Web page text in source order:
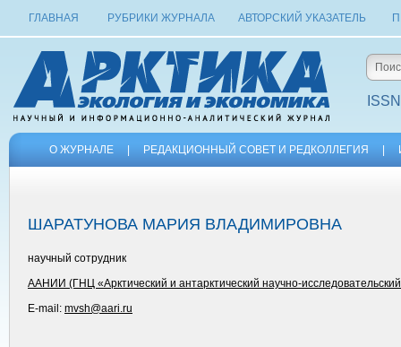
ГЛАВНАЯ РУБРИКИ ЖУРНАЛА АВТОРСКИЙ УКАЗАТЕЛЬ
О ЖУРНАЛЕ РЕДАКЦИОННЫЙ СОВЕТ И РЕДКОЛЛЕГИЯ
ШАРАТУНОВА МАРИЯ ВЛАДИМИРОВНА
научный сотрудник
ААНИИ (ГНЦ «Арктический и антарктический научно-
E-mail: mvsh@aari.ru